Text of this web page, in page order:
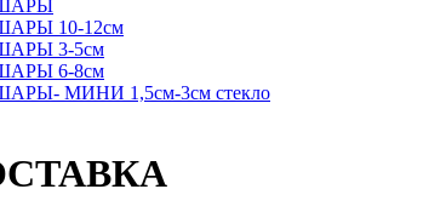
10-12см
3-5см
6-8см
МИНИ 1,5см-3см стекло